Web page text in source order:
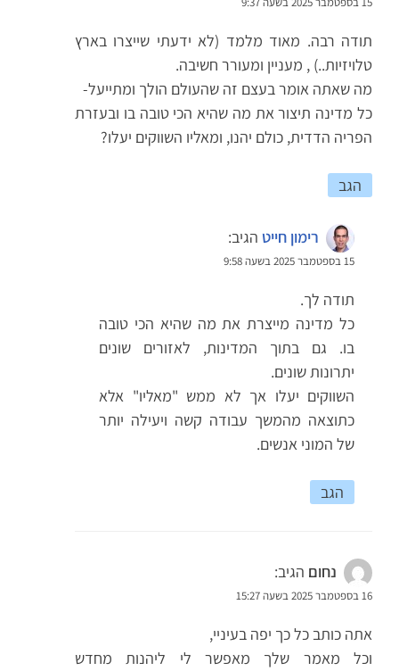
תודה רבה. מאוד מלמד (לא ידעתי שייצרו בארץ
טלויזיות..) , מעניין ומעורר חשיבה.
מה שאתה אומר בעצם זה שהעולם הולך ומתייעל-
כל מדינה תיצור את מה שהיא הכי טובה בו ובעזרת
הפריה הדדית, כולם יהנו, ומאליו השווקים יעלו?
הגב
רימון חייט הגיב:
15 בספטמבר 2025 בשעה 9:58
תודה לך.
כל מדינה מייצרת את מה שהיא הכי טובה
בו. גם בתוך המדינות, לאזורים שונים
יתרונות שונים.
השווקים יעלו אך לא ממש "מאליו" אלא
כתוצאה מהמשך עבודה קשה ויעילה יותר
של המוני אנשים.
הגב
נחום הגיב:
16 בספטמבר 2025 בשעה 15:27
אתה כותב כל כך יפה בעיניי,
וכל מאמר שלך מאפשר לי ליהנות מחדש